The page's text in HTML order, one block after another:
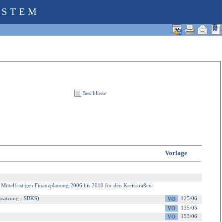
Vorlage
Mittelfristigen Finanzplanung 2006 bis 2010 für den Kreisstraßen-
- SBKS)
125/06
135/05
153/06